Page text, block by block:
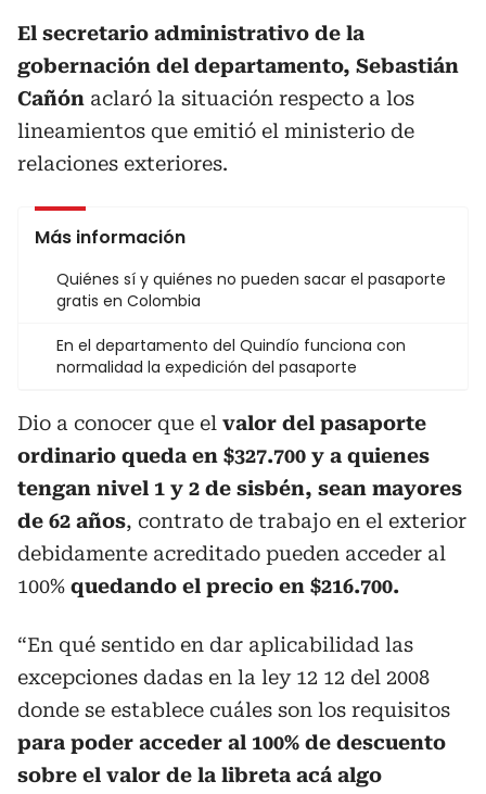
El secretario administrativo de la
gobernación del departamento, Sebastián
Cañón aclaró la situación respecto a los
lineamientos que emitió el ministerio de
relaciones exteriores.
Más información
Quiénes sí y quiénes no pueden sacar el pasaporte
gratis en Colombia
En el departamento del Quindío funciona con
normalidad la expedición del pasaporte
Dio a conocer que el valor del pasaporte
ordinario queda en $327.700 y a quienes
tengan nivel 1 y 2 de sisbén, sean mayores
de 62 años, contrato de trabajo en el exterior
debidamente acreditado pueden acceder al
100% quedando el precio en $216.700.
“En qué sentido en dar aplicabilidad las
excepciones dadas en la ley 12 12 del 2008
donde se establece cuáles son los requisitos
para poder acceder al 100% de descuento
sobre el valor de la libreta acá algo